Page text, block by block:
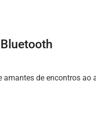
amantes de encontros ao